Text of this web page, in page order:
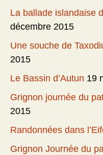
La ballade islandaise
décembre 2015
Une souche de
2015
Le Bassin d’Autun 19
Grignon journée du
2015
Randonnées dans
Grignon Journée du